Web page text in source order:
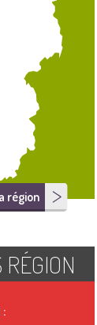
région
: